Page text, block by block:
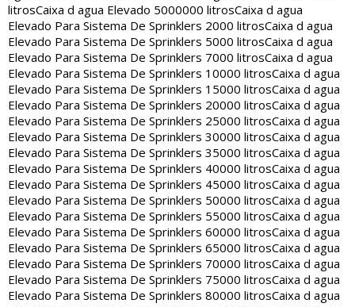
litrosCaixa d agua Elevado 5000000 litrosCaixa d agua
Elevado Para Sistema De Sprinklers 2000 litrosCaixa d agua
Elevado Para Sistema De Sprinklers 5000 litrosCaixa d agua
Elevado Para Sistema De Sprinklers 7000 litrosCaixa d agua
Elevado Para Sistema De Sprinklers 10000 litrosCaixa d agua
Elevado Para Sistema De Sprinklers 15000 litrosCaixa d agua
Elevado Para Sistema De Sprinklers 20000 litrosCaixa d agua
Elevado Para Sistema De Sprinklers 25000 litrosCaixa d agua
Elevado Para Sistema De Sprinklers 30000 litrosCaixa d agua
Elevado Para Sistema De Sprinklers 35000 litrosCaixa d agua
Elevado Para Sistema De Sprinklers 40000 litrosCaixa d agua
Elevado Para Sistema De Sprinklers 45000 litrosCaixa d agua
Elevado Para Sistema De Sprinklers 50000 litrosCaixa d agua
Elevado Para Sistema De Sprinklers 55000 litrosCaixa d agua
Elevado Para Sistema De Sprinklers 60000 litrosCaixa d agua
Elevado Para Sistema De Sprinklers 65000 litrosCaixa d agua
Elevado Para Sistema De Sprinklers 70000 litrosCaixa d agua
Elevado Para Sistema De Sprinklers 75000 litrosCaixa d agua
Elevado Para Sistema De Sprinklers 80000 litrosCaixa d agua